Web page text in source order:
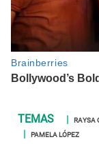
RAYSA
PAMELA LÓPEZ